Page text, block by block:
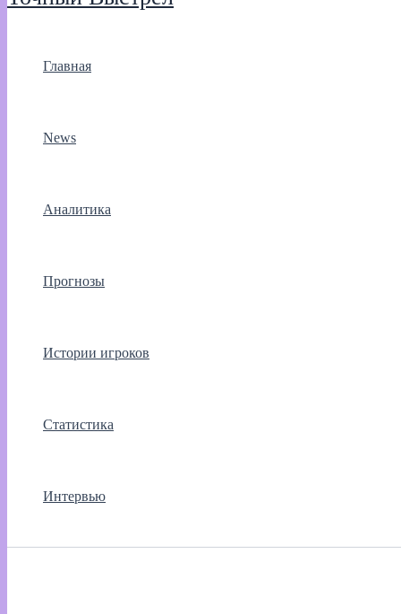
Главная
News
Аналитика
Прогнозы
Истории игроков
Статистика
Интервью